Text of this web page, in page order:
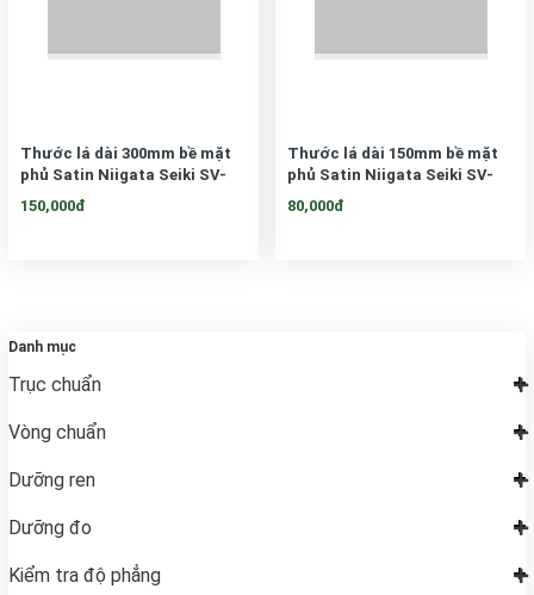
Danh mục
Trục chuẩn
Vòng chuẩn
Dưỡng ren
Dưỡng đo
Kiểm tra độ phẳng
Thước lá dài 300mm bề mặt
phủ Satin Niigata Seiki SV-
300KD
150,000đ
Thước lá dài 150mm bề mặt
phủ Satin Niigata Seiki SV-
150KD
80,000đ